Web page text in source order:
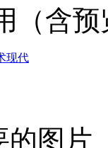
（含
现代
的图片